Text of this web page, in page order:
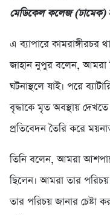
মেডিকেল কলেজ (ঢামেক)
এ ব্যাপারে
জাহান নুপুর বলেন, আমরা
ঘটনাস্থলে যাই। পরে
বৃদ্ধাকে মৃত অবস্থায়
প্রতিবেদন তৈরি করে
তিনি বলেন, আমরা
ছিলেন। আমরা তার পরিচয়
তার পরিচয় জানার চেষ্টা